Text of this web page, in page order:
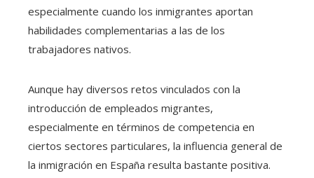
especialmente cuando los inmigrantes aportan
habilidades complementarias a las de los
trabajadores nativos.
Aunque hay diversos retos vinculados con la
introducción de empleados migrantes,
especialmente en términos de competencia en
ciertos sectores particulares, la influencia general de
la inmigración en España resulta bastante positiva.